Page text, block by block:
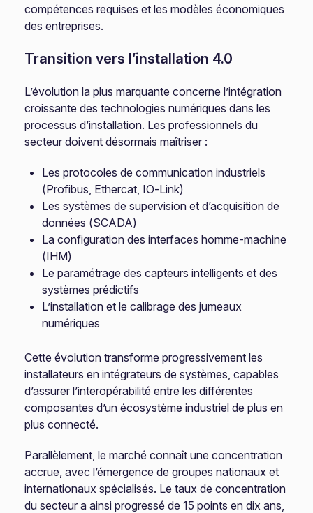
compétences requises et les modèles économiques
des entreprises.
Transition vers l’installation 4.0
L’évolution la plus marquante concerne l’intégration
croissante des technologies numériques dans les
processus d’installation. Les professionnels du
secteur doivent désormais maîtriser :
Les protocoles de communication industriels
(Profibus, Ethercat, IO-Link)
Les systèmes de supervision et d’acquisition de
données (SCADA)
La configuration des interfaces homme-machine
(IHM)
Le paramétrage des capteurs intelligents et des
systèmes prédictifs
L’installation et le calibrage des jumeaux
numériques
Cette évolution transforme progressivement les
installateurs en intégrateurs de systèmes, capables
d’assurer l’interopérabilité entre les différentes
composantes d’un écosystème industriel de plus en
plus connecté.
Parallèlement, le marché connaît une concentration
accrue, avec l’émergence de groupes nationaux et
internationaux spécialisés. Le taux de concentration
du secteur a ainsi progressé de 15 points en dix ans,